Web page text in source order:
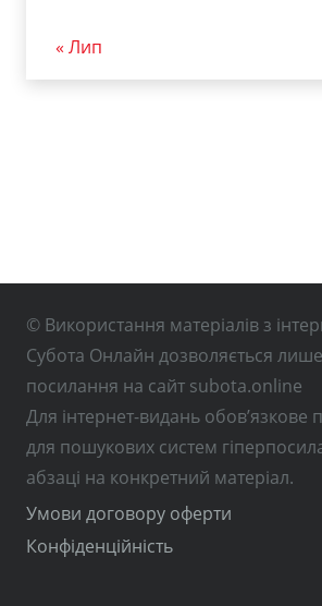
« Лип
© Використання матеріалів з
Субота Онлайн дозволяється
посилання на сайт subota.online
Для інтернет-видань обов’язкове
для пошукових систем
абзаці на конкретний матеріал.
Умови договору оферти
Конфіденційність